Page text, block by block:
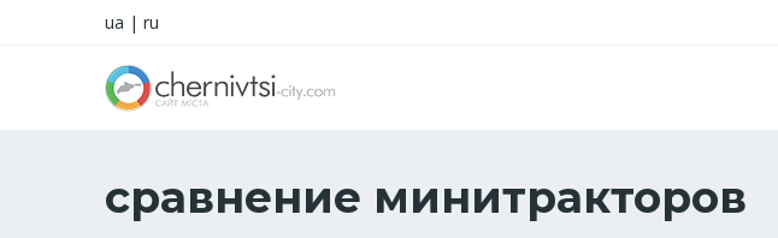
ua | ru
сравнение минитракторов